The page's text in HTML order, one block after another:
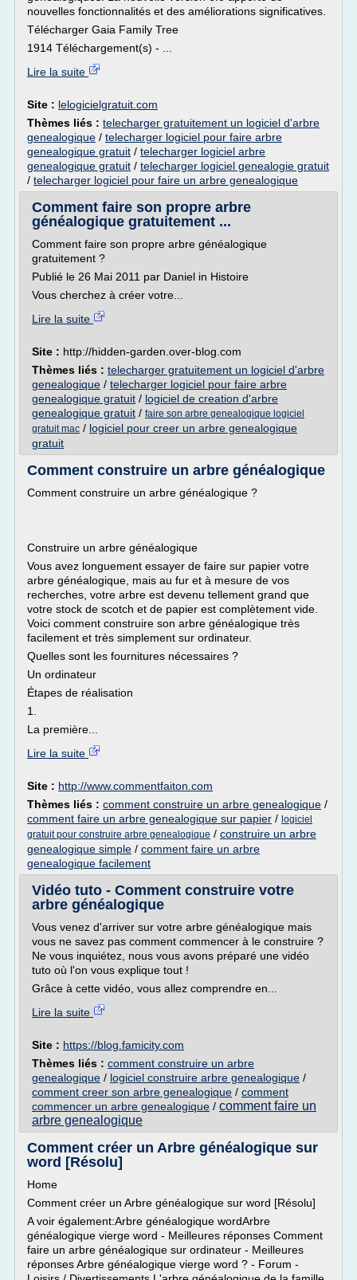
nouvelles fonctionnalités et des améliorations significatives.
Télécharger Gaia Family Tree
1914 Téléchargement(s) - ...
Lire la suite
Site : lelogicielgratuit.com
Thèmes liés : telecharger gratuitement un logiciel d'arbre
genealogique / telecharger logiciel pour faire arbre
genealogique gratuit / telecharger logiciel arbre
genealogique gratuit / telecharger logiciel genealogie gratuit
/ telecharger logiciel pour faire un arbre genealogique
Comment faire son propre arbre
généalogique gratuitement ...
Comment faire son propre arbre généalogique
gratuitement ?
Publié le 26 Mai 2011 par Daniel in Histoire
Vous cherchez à créer votre...
Lire la suite
Site : http://hidden-garden.over-blog.com
Thèmes liés : telecharger gratuitement un logiciel d'arbre
genealogique / telecharger logiciel pour faire arbre
genealogique gratuit / logiciel de creation d'arbre
genealogique gratuit / faire son arbre genealogique logiciel
gratuit mac / logiciel pour creer un arbre genealogique
gratuit
Comment construire un arbre généalogique
Comment construire un arbre généalogique ?
Construire un arbre généalogique
Vous avez longuement essayer de faire sur papier votre
arbre généalogique, mais au fur et à mesure de vos
recherches, votre arbre est devenu tellement grand que
votre stock de scotch et de papier est complètement vide.
Voici comment construire son arbre généalogique très
facilement et très simplement sur ordinateur.
Quelles sont les fournitures nécessaires ?
Un ordinateur
Étapes de réalisation
1.
La première...
Lire la suite
Site : http://www.commentfaiton.com
Thèmes liés : comment construire un arbre genealogique /
comment faire un arbre genealogique sur papier / logiciel
gratuit pour construire arbre genealogique / construire un arbre
genealogique simple / comment faire un arbre
genealogique facilement
Vidéo tuto - Comment construire votre
arbre généalogique
Vous venez d'arriver sur votre arbre généalogique mais
vous ne savez pas comment commencer à le construire ?
Ne vous inquiétez, nous vous avons préparé une vidéo
tuto où l'on vous explique tout !
Grâce à cette vidéo, vous allez comprendre en...
Lire la suite
Site : https://blog.famicity.com
Thèmes liés : comment construire un arbre
genealogique / logiciel construire arbre genealogique /
comment creer son arbre genealogique / comment
commencer un arbre genealogique / comment faire un
arbre genealogique
Comment créer un Arbre généalogique sur
word [Résolu]
Home
Comment créer un Arbre généalogique sur word [Résolu]
A voir également:Arbre généalogique wordArbre
généalogique vierge word - Meilleures réponses Comment
faire un arbre généalogique sur ordinateur - Meilleures
réponses Arbre généalogique vierge word ? - Forum -